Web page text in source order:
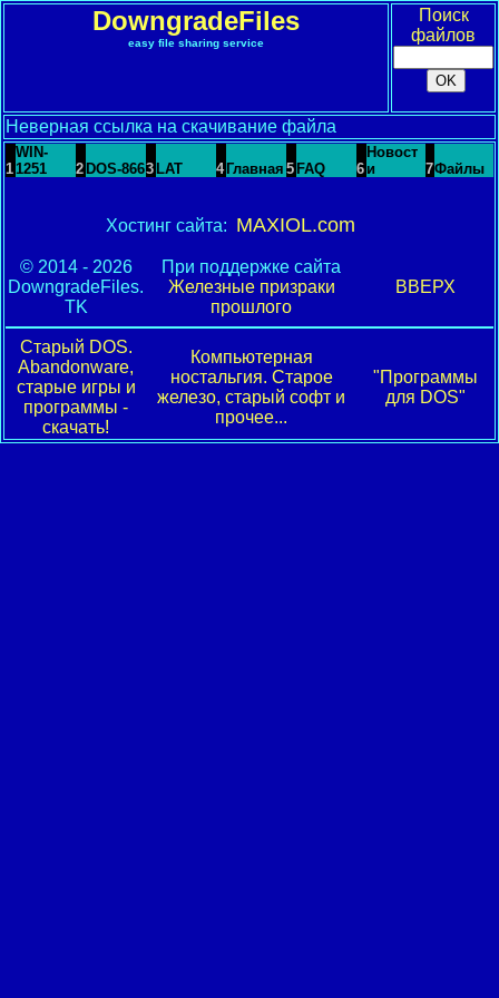
DowngradeFiles
easy file sharing service
Поиск
файлов
Неверная ссылка на скачивание файла
1
WIN-
1251
2 DOS-8663 LAT 4 Главная 5 FAQ 6
Новост
и
7Файлы
Хостинг сайта: MAXIOL.com
© 2014 - 2026
DowngradeFiles.
TK
При поддержке сайта
Железные призраки
прошлого
ВВЕРХ
Старый DOS.
Abandonware,
старые игры и
программы -
скачать!
Компьютерная
ностальгия. Старое
железо, старый софт и
прочее...
"Программы
для DOS"